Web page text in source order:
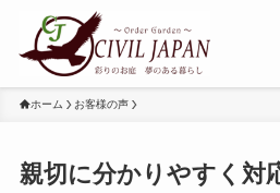
ホーム お客様の声
親切に分かりやすく対